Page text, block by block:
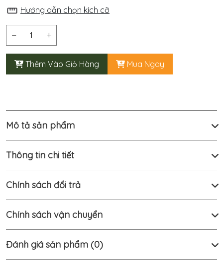
Phẩm
Sản
xuất
OEM
Cửa
Hàng
Tin
Tức
Liên
Tài khoản
Hướng dẫn chọn kích cỡ
− +
Thêm Vào Giỏ Hàng Mua Ngay
Mô tả sản phẩm
Thông tin chi tiết
Chính sách đổi trả
Chính sách vận chuyển
Đánh giá sản phẩm (0)